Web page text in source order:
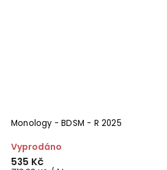
Monology - BDSM - R 2025
Vyprodáno
535 Kč